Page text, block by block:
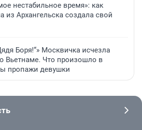
нестабильное время»: как
из Архангельска создала свой
Боря!“» Москвичка исчезла
Вьетнаме. Что произошло в
пропажи девушки